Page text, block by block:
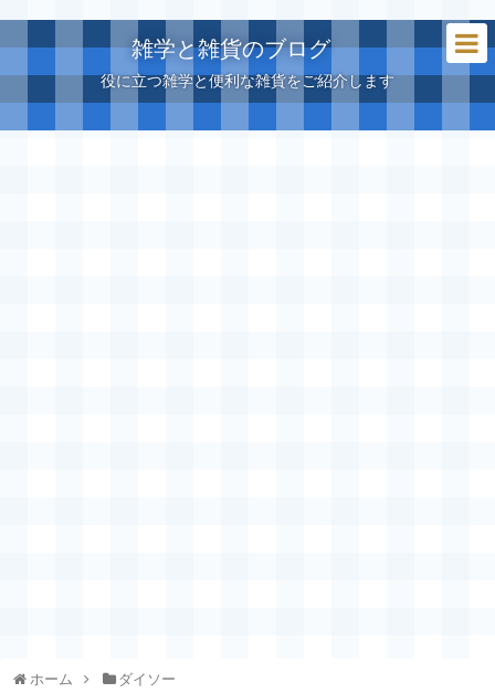
雑学と雑貨のブログ
役に立つ雑学と便利な雑貨をご紹介します
ホーム ダイソー